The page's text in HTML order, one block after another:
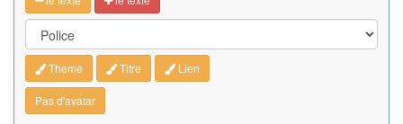
Theme Titre Lien
Pas d'avatar